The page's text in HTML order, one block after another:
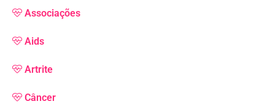
Associações
Aids
Artrite
Câncer